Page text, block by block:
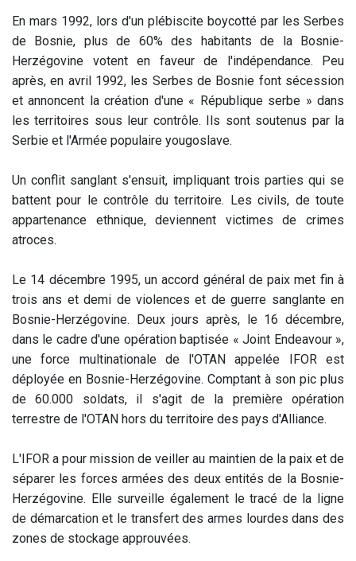
En mars 1992, lors d'un plébiscite boycotté par les Serbes
de Bosnie, plus de 60% des habitants de la Bosnie-
Herzégovine votent en faveur de l'indépendance. Peu
après, en avril 1992, les Serbes de Bosnie font sécession
et annoncent la création d'une « République serbe » dans
les territoires sous leur contrôle. Ils sont soutenus par la
Serbie et l'Armée populaire yougoslave.
Un conflit sanglant s'ensuit, impliquant trois parties qui se
battent pour le contrôle du territoire. Les civils, de toute
appartenance ethnique, deviennent victimes de crimes
atroces.
Le 14 décembre 1995, un accord général de paix met fin à
trois ans et demi de violences et de guerre sanglante en
Bosnie-Herzégovine. Deux jours après, le 16 décembre,
dans le cadre d'une opération baptisée « Joint Endeavour »,
une force multinationale de l'OTAN appelée IFOR est
déployée en Bosnie-Herzégovine. Comptant à son pic plus
de 60.000 soldats, il s'agit de la première opération
terrestre de l'OTAN hors du territoire des pays d'Alliance.
L'IFOR a pour mission de veiller au maintien de la paix et de
séparer les forces armées des deux entités de la Bosnie-
Herzégovine. Elle surveille également le tracé de la ligne
de démarcation et le transfert des armes lourdes dans des
zones de stockage approuvées.